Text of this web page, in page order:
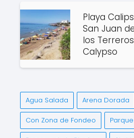
Playa
San Juan
los
Calypso
Agua Salada Arena Dorada
Con Zona de Fondeo